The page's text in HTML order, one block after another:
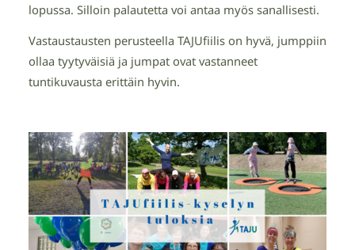
lopussa. Silloin palautetta voi antaa myös sanallisesti.
Vastaustausten perusteella TAJUfiilis on hyvä, jumppiin
ollaa tyytyväisiä ja jumpat ovat vastanneet
tuntikuvausta erittäin hyvin.